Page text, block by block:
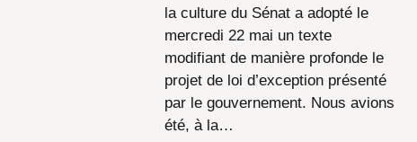
la culture du Sénat a adopté le
mercredi 22 mai un texte
modifiant de manière profonde le
projet de loi d’exception présenté
par le gouvernement. Nous avions
été, à la…